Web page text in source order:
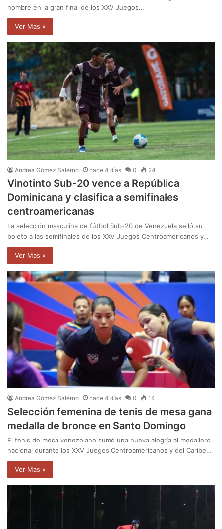
nombre en la gran final de los XXV Juegos…
Ver Mas »
Andrea Gómez Salerno hace 4 días 0 24
Vinotinto Sub-20 vence a República
Dominicana y clasifica a semifinales
centroamericanas
La selección masculina de fútbol Sub-20 de Venezuela selló su
boleto a las semifinales de los XXV Juegos Centroamericanos y…
Ver Mas »
Andrea Gómez Salerno hace 4 días 0 14
Selección femenina de tenis de mesa gana
medalla de bronce en Santo Domingo
El tenis de mesa venezolano sumó una nueva alegría al medallero
nacional durante los XXV Juegos Centroamericanos y del Caribe…
Ver Mas »